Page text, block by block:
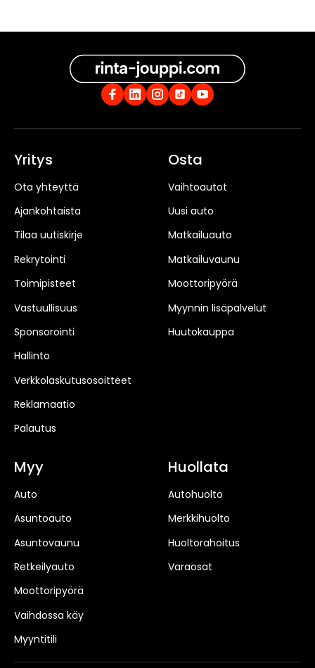
Yritys
Ota yhteyttä
Ajankohtaista
Tilaa uutiskirje
Rekrytointi
Toimipisteet
Vastuullisuus
Sponsorointi
Hallinto
Verkkolaskutusosoitteet
Reklamaatio
Palautus
Osta
Vaihtoautot
Uusi auto
Matkailuauto
Matkailuvaunu
Moottoripyörä
Myynnin lisäpalvelut
Huutokauppa
Myy
Auto
Asuntoauto
Asuntovaunu
Retkeilyauto
Moottoripyörä
Vaihdossa käy
Myyntitili
Huollata
Autohuolto
Merkkihuolto
Huoltorahoitus
Varaosat